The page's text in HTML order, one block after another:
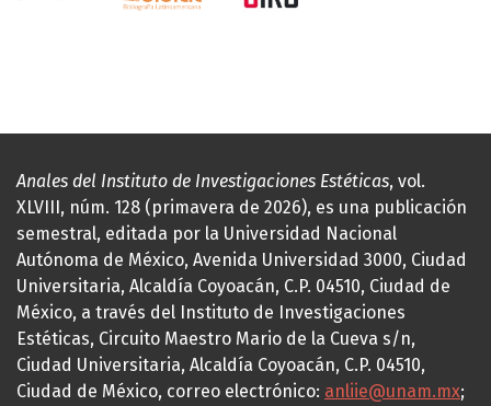
Anales del Instituto de Investigaciones Estéticas, vol.
XLVIII, núm. 128 (primavera de 2026), es una publicación
semestral, editada por la Universidad Nacional
Autónoma de México, Avenida Universidad 3000, Ciudad
Universitaria, Alcaldía Coyoacán, C.P. 04510, Ciudad de
México, a través del Instituto de Investigaciones
Estéticas, Circuito Maestro Mario de la Cueva s/n,
Ciudad Universitaria, Alcaldía Coyoacán, C.P. 04510,
Ciudad de México, correo electrónico: anliie@unam.mx;